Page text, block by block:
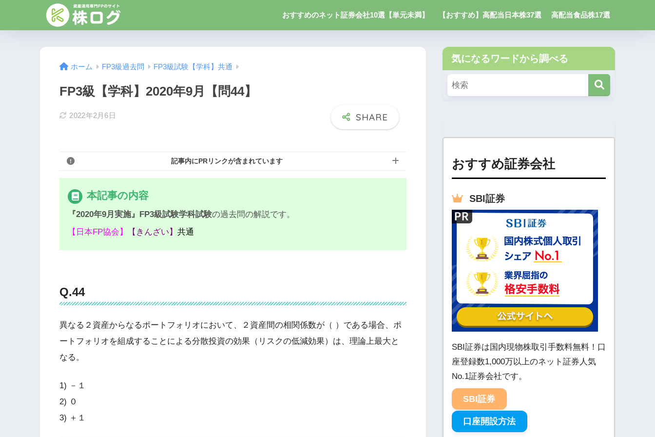
おすすめのネット証券会社10選【単元未満】 【おすすめ】高配当日本株37選 高配当食品株17選
ホーム FP3級過去問 FP3級試験【学科】共通
FP3級【学科】2020年9月【問44】
2022年2月6日
記事内にPRリンクが含まれています
本記事の内容
『2020年9月実施』FP3級試験学科試験の過去問の解説です。
【日本FP協会】
【きんざい】共通
Q.44
異なる２資産からなるポートフォリオにおいて、２資産間の相関係数が（ ）である場合、ポ
ートフォリオを組成することによる分散投資の効果（リスクの低減効果）は、理論上最大と
なる。
1) －１
2) ０
3) ＋１
気になるワードから調べる
おすすめ証券会社
SBI証券
SBI証券は国内現物株取引手数料無料！口
座登録数1,000万以上のネット証券人気
No.1証券会社です。
SBI証券
口座開設方法